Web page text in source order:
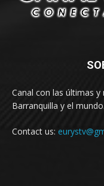
Canal con las últimas
Barranquilla y el mundo.
Contact us: